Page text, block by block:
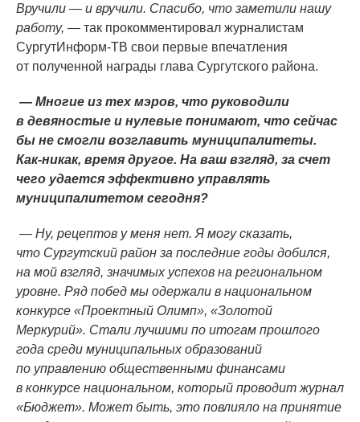
Вручили — и вручили. Спасибо, что заметили нашу
работу, — так прокомментировал журналистам
СургутИнформ-ТВ свои первые впечатления
от полученной награды глава Сургутского района.
— Многие из тех мэров, что руководили
в девяностые и нулевые понимают, что сейчас
бы не смогли возглавить муниципалитеты.
Как-никак, время другое. На ваш взгляд, за счет
чего удается эффективно управлять
муниципалитетом сегодня?
— Ну, рецептов у меня нет. Я могу сказать,
что Сургутский район за последние годы добился,
на мой взгляд, значимых успехов на региональном
уровне. Ряд побед мы одержали в национальном
конкурсе «Проектный Олимп», «Золотой
Меркурий». Стали лучшими по итогам прошлого
года среди муниципальных образований
по управлению общественными финансами
в конкурсе национальном, который проводит журнал
«Бюджет». Может быть, это повлияло на принятие